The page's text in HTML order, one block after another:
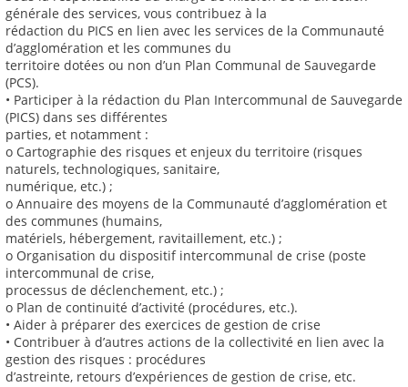
générale des services, vous contribuez à la
rédaction du PICS en lien avec les services de la Communauté
d’agglomération et les communes du
territoire dotées ou non d’un Plan Communal de Sauvegarde
(PCS).
• Participer à la rédaction du Plan Intercommunal de Sauvegarde
(PICS) dans ses différentes
parties, et notamment :
o Cartographie des risques et enjeux du territoire (risques
naturels, technologiques, sanitaire,
numérique, etc.) ;
o Annuaire des moyens de la Communauté d’agglomération et
des communes (humains,
matériels, hébergement, ravitaillement, etc.) ;
o Organisation du dispositif intercommunal de crise (poste
intercommunal de crise,
processus de déclenchement, etc.) ;
o Plan de continuité d’activité (procédures, etc.).
• Aider à préparer des exercices de gestion de crise
• Contribuer à d’autres actions de la collectivité en lien avec la
gestion des risques : procédures
d’astreinte, retours d’expériences de gestion de crise, etc.